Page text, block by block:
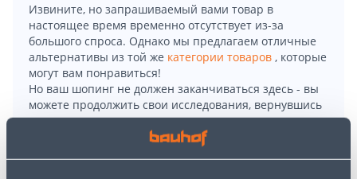
Извините, но запрашиваемый вами товар в
настоящее время временно отсутствует из-за
большого спроса. Однако мы предлагаем отличные
альтернативы из той же категории товаров , которые
могут вам понравиться!
Но ваш шопинг не должен заканчиваться здесь - вы
можете продолжить свои исследования, вернувшись
главную страницуили используя нашу мощную
функцию поиска, чтобы найти еще более приятные